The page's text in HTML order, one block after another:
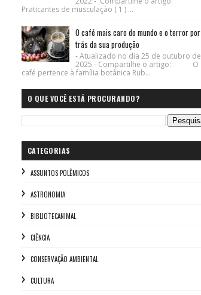
Praticantes de musculação ( 1 ) ...
O café mais caro do mundo e o terror por
trás da sua produção
- Atualizado no dia 25 de outubro de
2025 - Compartilhe o artigo: O
café pertence à família botânica Rub...
O QUE VOCÊ ESTÁ PROCURANDO?
CATEGORIAS
ASSUNTOS POLÊMICOS
ASTRONOMIA
BIBLIOTECANIMAL
CIÊNCIA
CONSERVAÇÃO AMBIENTAL
CULTURA